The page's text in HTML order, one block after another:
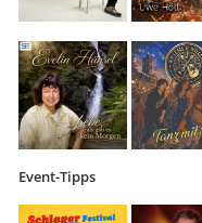
Event-Tipps